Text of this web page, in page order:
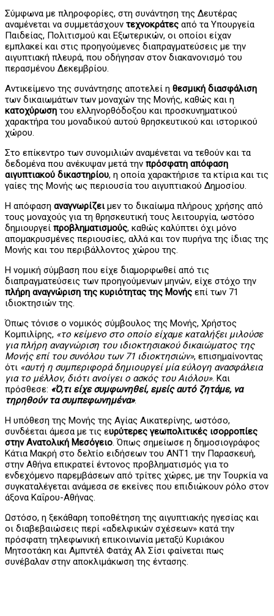
Σύμφωνα με πληροφορίες, στη συνάντηση της Δευτέρας
αναμένεται να συμμετάσχουν τεχνοκράτες από τα Υπουργεία
Παιδείας, Πολιτισμού και Εξωτερικών, οι οποίοι είχαν
εμπλακεί και στις προηγούμενες διαπραγματεύσεις με την
αιγυπτιακή πλευρά, που οδήγησαν στον διακανονισμό του
περασμένου Δεκεμβρίου.
Αντικείμενο της συνάντησης αποτελεί η θεσμική διασφάλιση
των δικαιωμάτων των μοναχών της Μονής, καθώς και η
κατοχύρωση του ελληνορθόδοξου και προσκυνηματικού
χαρακτήρα του μοναδικού αυτού θρησκευτικού και ιστορικού
χώρου.
Στο επίκεντρο των συνομιλιών αναμένεται να τεθούν και τα
δεδομένα που ανέκυψαν μετά την πρόσφατη απόφαση
αιγυπτιακού δικαστηρίου, η οποία χαρακτήρισε τα κτίρια και τις
γαίες της Μονής ως περιουσία του αιγυπτιακού Δημοσίου.
Η απόφαση αναγνωρίζειμεν το δικαίωμα πλήρους χρήσης από
τους μοναχούς για τη θρησκευτική τους λειτουργία, ωστόσο
δημιουργεί προβληματισμούς, καθώς καλύπτει όχι μόνο
απομακρυσμένες περιουσίες, αλλά και τον πυρήνα της ίδιας της
Μονής και του περιβάλλοντος χώρου της.
Η νομική σύμβαση που είχε διαμορφωθεί από τις
διαπραγματεύσεις των προηγούμενων μηνών, είχε στόχο την
πλήρη αναγνώριση της κυριότητας της Μονής επί των 71
ιδιοκτησιών της.
Όπως τόνισε ο νομικός σύμβουλος της Μονής, Χρήστος
Κομπιλίρης, «το κείμενο στο οποίο είχαμε καταλήξει μιλούσε
για πλήρη αναγνώριση του ιδιοκτησιακού δικαιώματος της
Μονής επί του συνόλου των 71 ιδιοκτησιών», επισημαίνοντας
ότι «αυτή η συμπεριφορά δημιουργεί μία εύλογη ανασφάλεια
για το μέλλον, διότι ανοίγει ο ασκός του Αιόλου». Και
πρόσθεσε: «Ό,τι είχε συμφωνηθεί, εμείς αυτό ζητάμε, να
τηρηθούν τα συμπεφωνημένα».
Η υπόθεση της Μονής της Αγίας Αικατερίνης, ωστόσο,
συνδέεται άμεσα με τις ευρύτερες γεωπολιτικές ισορροπίες
στην Ανατολική Μεσόγειο. Όπως σημείωσε η δημοσιογράφος
Κάτια Μακρή στο δελτίο ειδήσεων του ΑΝΤ1 την Παρασκευή,
στην Αθήνα επικρατεί έντονος προβληματισμός για το
ενδεχόμενο παρεμβάσεων από τρίτες χώρες, με την Τουρκία να
συγκαταλέγεται ανάμεσα σε εκείνες που επιδιώκουν ρόλο στον
άξονα Καΐρου-Αθήνας.
Ωστόσο, η ξεκάθαρη τοποθέτηση της αιγυπτιακής ηγεσίας και
οι διαβεβαιώσεις περί «αδελφικών σχέσεων» κατά την
πρόσφατη τηλεφωνική επικοινωνία μεταξύ Κυριάκου
Μητσοτάκη και Αμπντέλ Φατάχ Αλ Σίσι φαίνεται πως
συνέβαλαν στην αποκλιμάκωση της έντασης.